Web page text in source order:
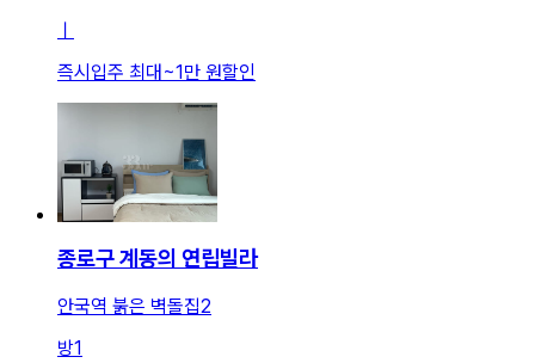
ㅣ
즉시입주 최대~1만 원할인
종로구 계동의 연립빌라
안국역 붉은 벽돌집2
방1